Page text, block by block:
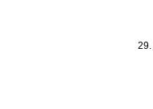
29.